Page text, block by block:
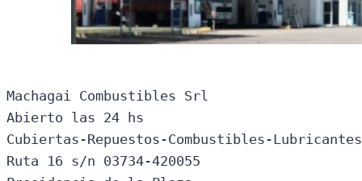
Machagai Combustibles Srl
Abierto las 24 hs
Cubiertas-Repuestos-Combustibles-
Ruta 16 s/n 03734-420055